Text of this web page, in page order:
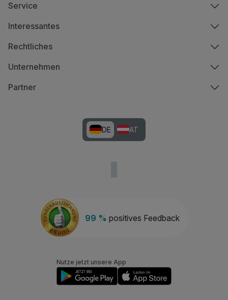
99 % positives Feedback
Service
Interessantes
Rechtliches
Unternehmen
Partner
DE AT
Nutze jetzt unsere App